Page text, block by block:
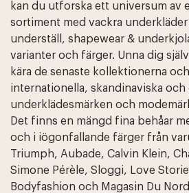
kan du utforska ett universum av
sortiment med vackra
underställ, shapewear &
varianter och färger. Unna dig
kära de senaste kollektionerna
internationella, skandinaviska och
underklädesmärken och
Det finns en mängd fina behåar
och i iögonfallande färger från
Triumph, Aubade, Calvin Klein,
Simone Pérèle, Sloggi, Love
Bodyfashion och Magasin Du